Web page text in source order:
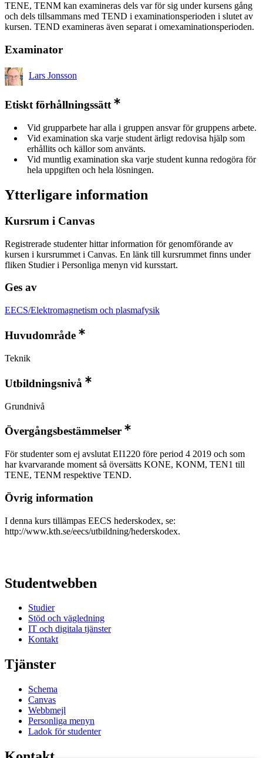
TENE, TENM kan examineras dels var för sig under kursens gång
och dels tillsammans med TEND i examinationsperioden i slutet av
kursen. TEND examineras även separat i omexaminationsperioden.
Examinator
Lars Jonsson
Etiskt förhållningssätt
Vid grupparbete har alla i gruppen ansvar för gruppens arbete.
Vid examination ska varje student ärligt redovisa hjälp som
erhållits och källor som använts.
Vid muntlig examination ska varje student kunna redogöra för
hela uppgiften och hela lösningen.
Ytterligare information
Kursrum i Canvas
Registrerade studenter hittar information för genomförande av
kursen i kursrummet i Canvas. En länk till kursrummet finns under
fliken Studier i Personliga menyn vid kursstart.
Ges av
EECS/Elektromagnetism och plasmafysik
Huvudområde
Teknik
Utbildningsnivå
Grundnivå
Övergångsbestämmelser
För studenter som ej avslutat EI1220 före period 4 2019 och som
har kvarvarande moment så översätts KONE, KONM, TEN1 till
TENE, TENM respektive TEND.
Övrig information
I denna kurs tillämpas EECS hederskodex, se:
http://www.kth.se/eecs/utbildning/hederskodex.
Studentwebben
Studier
Stöd och vägledning
IT och digitala tjänster
Kontakt
Tjänster
Schema
Canvas
Webbmejl
Personliga menyn
Ladok för studenter